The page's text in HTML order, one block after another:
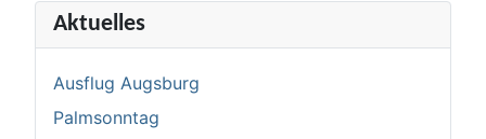
Aktuelles
Ausflug Augsburg
Palmsonntag